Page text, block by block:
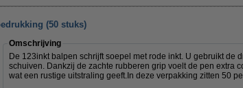
(50 stuks)
Omschrijving
De 123inkt balpen schrijft soepel met rode inkt. U gebruikt de
schuiven. Dankzij de zachte rubberen grip voelt de pen extra
wat een rustige uitstraling geeft.In deze verpakking zitten 50